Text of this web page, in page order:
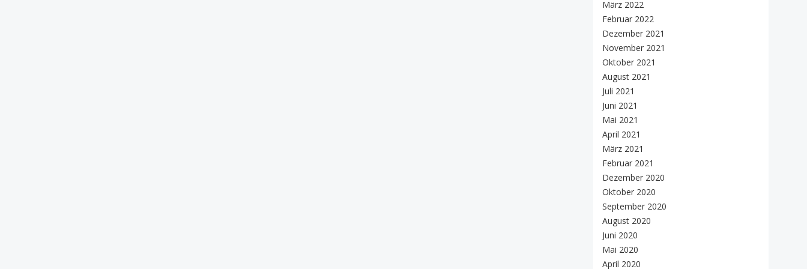
März 2022
Februar 2022
Dezember 2021
November 2021
Oktober 2021
August 2021
Juli 2021
Juni 2021
Mai 2021
April 2021
März 2021
Februar 2021
Dezember 2020
Oktober 2020
September 2020
August 2020
Juni 2020
Mai 2020
April 2020